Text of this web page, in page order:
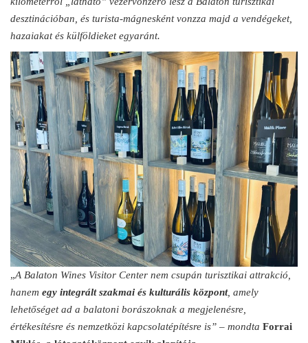
desztinációban, és turista-mágnesként vonzza majd a vendégeket,
hazaiakat és külföldieket egyaránt.
„A Balaton Wines Visitor Center nem csupán turisztikai attrakció,
hanem egy integrált szakmai és kulturális központ, amely
lehetőséget ad a balatoni borászoknak a megjelenésre,
értékesítésre és nemzetközi kapcsolatépítésre is” – mondta Forrai